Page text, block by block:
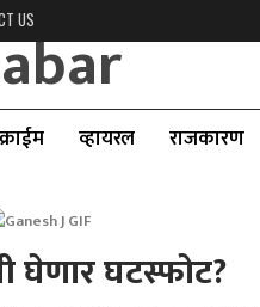
US
क्राईम व्हायरल राजकारण
घेणार घटस्फोट?